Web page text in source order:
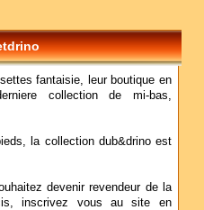
fantaisie, leur boutique en
collection de mi-bas,
la collection dub&drino est
devenir revendeur de la
inscrivez vous au site en